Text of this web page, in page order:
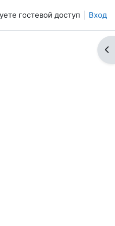
гостевой доступ Вход
5 октября